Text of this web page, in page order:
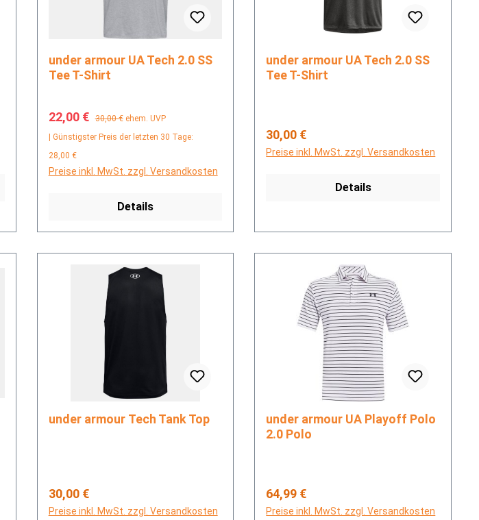
under armour UA Tech 2.0 SS
Tee T-Shirt
Verkaufspreis:
22,00 € Regulärer Preis:
30,00 € ehem. UVP
| Günstigster Preis der letzten 30 Tage:
28,00 €
Preise inkl. MwSt. zzgl. Versandkosten
Details
under armour UA Tech 2.0 SS
Tee T-Shirt
Regulärer Preis:
30,00 €
Preise inkl. MwSt. zzgl. Versandkosten
Details
under armour Tech Tank Top
Regulärer Preis:
30,00 €
Preise inkl. MwSt. zzgl. Versandkosten
under armour UA Playoff Polo
2.0 Polo
Regulärer Preis:
64,99 €
Preise inkl. MwSt. zzgl. Versandkosten